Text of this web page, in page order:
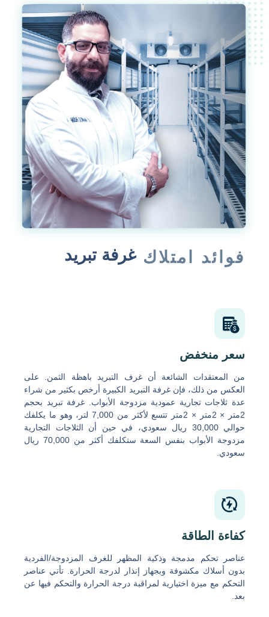
فوائد امتلاك غرفة تبريد
سعر منخفض
من المعتقدات الشائعة أن غرف التبريد باهظة الثمن. على
العكس من ذلك، فإن غرفة التبريد الكبيرة أرخص بكثير من شراء
عدة ثلاجات تجارية عمودية مزدوجة الأبواب. غرفة تبريد بحجم
2متر × 2متر × 2متر تتسع لأكثر من 7,000 لتر، وهو ما يكلفك
حوالي 30,000 ريال سعودي، في حين أن الثلاجات التجارية
مزدوجة الأبواب بنفس السعة ستكلفك أكثر من 70,000 ريال
سعودي.
كفاءة الطاقة
عناصر تحكم مدمجة وذكية المظهر للغرف المزدوجة/الفردية
بدون أسلاك مكشوفة وبجهاز إنذار لدرجة الحرارة. تأتي عناصر
التحكم مع ميزة اختيارية لمراقبة درجة الحرارة والتحكم فيها عن
بعد.